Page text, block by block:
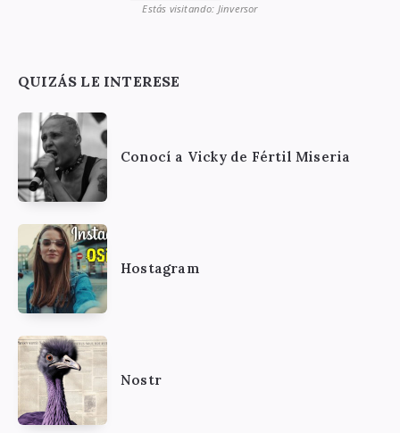
Estás visitando: Jinversor
QUIZÁS LE INTERESE
Conocí a Vicky de Fértil Miseria
Hostagram
Nostr